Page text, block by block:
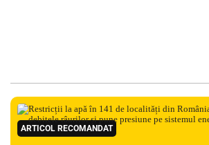
ARTICOL RECOMANDAT